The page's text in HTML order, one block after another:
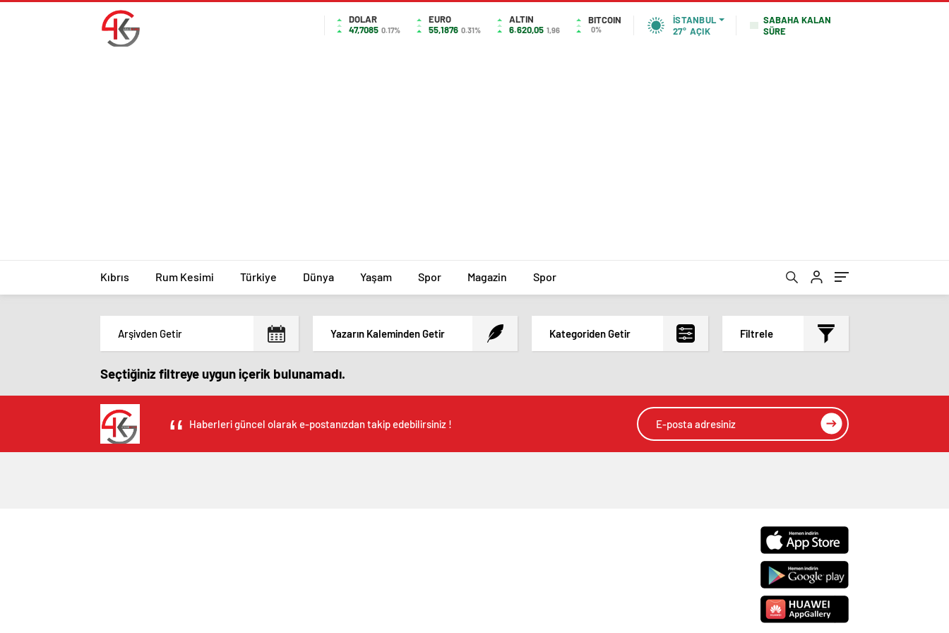
DOLAR
47,7085 0.17%
EURO
55,1876 0.31%
ALTIN
6.620,05 1,96
BITCOIN
0%
İSTANBUL
27° AÇIK
SABAHA KALAN
SÜRE
Kıbrıs Rum Kesimi Türkiye Dünya Yaşam Spor Magazin Spor
Yazarın Kaleminden Getir Kategoriden Getir Filtrele
Seçtiğiniz filtreye uygun içerik bulunamadı.
Haberleri güncel olarak e-postanızdan takip edebilirsiniz !